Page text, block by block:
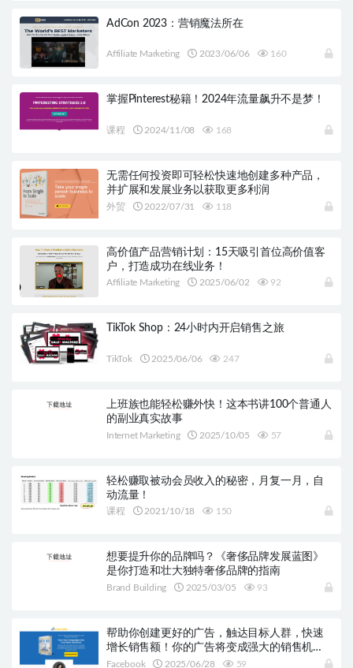
AdCon 2023：营销魔法所在
Affiliate Marketing 2023/06/06 160
掌握Pinterest秘籍！2024年流量飙升不是梦！
课程 2024/11/08 168
无需任何投资即可轻松快速地创建多种产品，
并扩展和发展业务以获取更多利润
外贸 2022/07/31 118
高价值产品营销计划：15天吸引首位高价值客
户，打造成功在线业务！
Affiliate Marketing 2025/06/02 92
TikTok Shop：24小时内开启销售之旅
TikTok 2025/06/06 247
上班族也能轻松赚外快！这本书讲100个普通人
的副业真实故事
Internet Marketing 2025/10/05 57
轻松赚取被动会员收入的秘密，月复一月，自
动流量！
课程 2021/10/18 150
想要提升你的品牌吗？《奢侈品牌发展蓝图》
是你打造和壮大独特奢侈品牌的指南
Brand Building 2025/03/05 93
帮助你创建更好的广告，触达目标人群，快速
增长销售额！你的广告将变成强大的销售机
器。
Facebook 2025/06/28 59